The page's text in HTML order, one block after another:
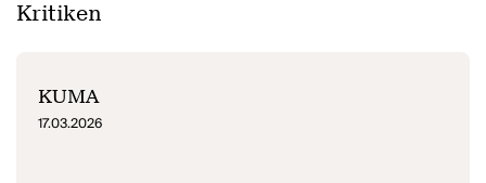
Kritiken
KUMA
17.03.2026